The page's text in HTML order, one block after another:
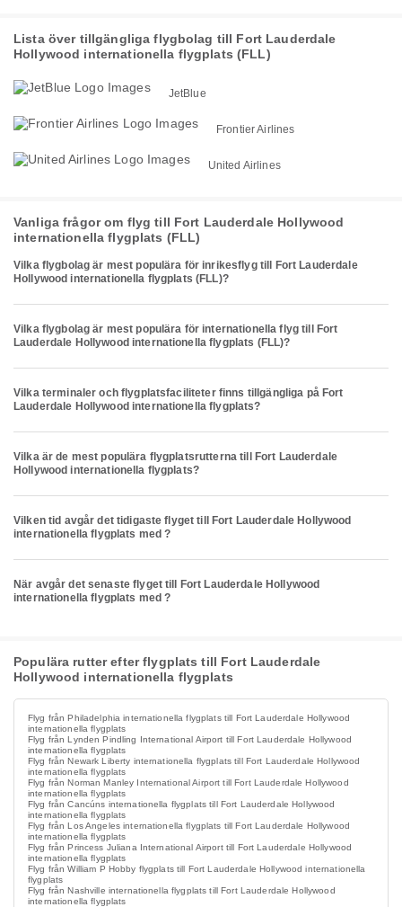
Lista över tillgängliga flygbolag till Fort Lauderdale
Hollywood internationella flygplats (FLL)
JetBlue
Frontier Airlines
United Airlines
Vanliga frågor om flyg till Fort Lauderdale Hollywood
internationella flygplats (FLL)
Vilka flygbolag är mest populära för inrikesflyg till Fort Lauderdale
Hollywood internationella flygplats (FLL)?
Vilka flygbolag är mest populära för internationella flyg till Fort
Lauderdale Hollywood internationella flygplats (FLL)?
Vilka terminaler och flygplatsfaciliteter finns tillgängliga på Fort
Lauderdale Hollywood internationella flygplats?
Vilka är de mest populära flygplatsrutterna till Fort Lauderdale
Hollywood internationella flygplats?
Vilken tid avgår det tidigaste flyget till Fort Lauderdale Hollywood
internationella flygplats med ?
När avgår det senaste flyget till Fort Lauderdale Hollywood
internationella flygplats med ?
Populära rutter efter flygplats till Fort Lauderdale
Hollywood internationella flygplats
Flyg från Philadelphia internationella flygplats till Fort Lauderdale Hollywood
internationella flygplats
Flyg från Lynden Pindling International Airport till Fort Lauderdale Hollywood
internationella flygplats
Flyg från Newark Liberty internationella flygplats till Fort Lauderdale Hollywood
internationella flygplats
Flyg från Norman Manley International Airport till Fort Lauderdale Hollywood
internationella flygplats
Flyg från Cancúns internationella flygplats till Fort Lauderdale Hollywood
internationella flygplats
Flyg från Los Angeles internationella flygplats till Fort Lauderdale Hollywood
internationella flygplats
Flyg från Princess Juliana International Airport till Fort Lauderdale Hollywood
internationella flygplats
Flyg från William P Hobby flygplats till Fort Lauderdale Hollywood internationella
flygplats
Flyg från Nashville internationella flygplats till Fort Lauderdale Hollywood
internationella flygplats